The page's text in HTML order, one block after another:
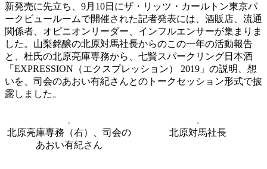
新発売に先立ち、9月10日にザ・リッツ・カールトン東京パ
ークビュールームで開催された記者発表には、酒販店、流通
関係者、オピニオンリーダー、インフルエンサーが集まりま
した。山梨銘醸の北原対馬社長からのこの一年の活動報告
と、杜氏の北原亮庫専務から、七賢スパークリング日本酒
「EXPRESSION（エクスプレッション） 2019」の説明、想
いを、司会のあおい有紀さんとのトークセッション形式で披
露しました。
北原亮庫専務（右）、司会の
あおい有紀さん
北原対馬社長